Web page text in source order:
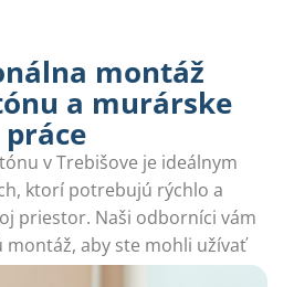
montáž
a murárske
práce
v Trebišove je ideálnym
ktorí potrebujú rýchlo a
priestor. Naši odborníci vám
montáž, aby ste mohli užívať
interiér bez stresu.